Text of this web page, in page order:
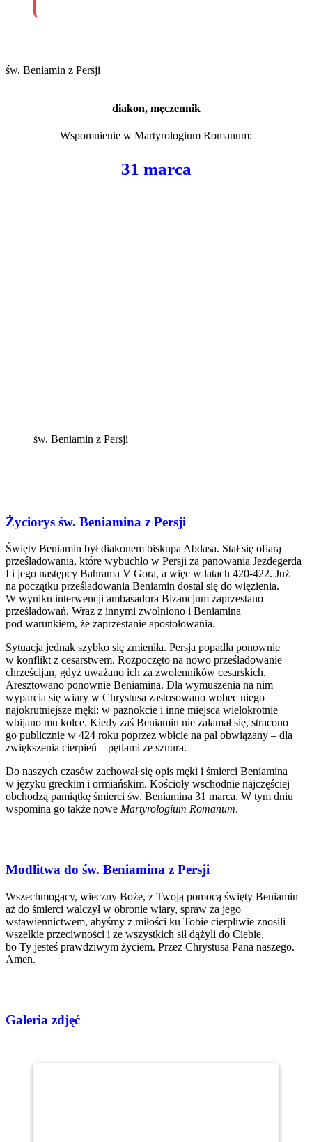
św. Beniamin z Persji
diakon, męczennik
Wspomnienie w Martyrologium Romanum:
31 marca
św. Beniamin z Persji
Życiorys św. Beniamina z Persji
Święty Beniamin był diakonem biskupa Abdasa. Stał się ofiarą
prześladowania, które wybuchło w Persji za panowania Jezdegerda
I i jego następcy Bahrama V Gora, a więc w latach 420-422. Już
na początku prześladowania Beniamin dostał się do więzienia.
W wyniku interwencji ambasadora Bizancjum zaprzestano
prześladowań. Wraz z innymi zwolniono i Beniamina
pod warunkiem, że zaprzestanie apostołowania.
Sytuacja jednak szybko się zmieniła. Persja popadła ponownie
w konflikt z cesarstwem. Rozpoczęto na nowo prześladowanie
chrześcijan, gdyż uważano ich za zwolenników cesarskich.
Aresztowano ponownie Beniamina. Dla wymuszenia na nim
wyparcia się wiary w Chrystusa zastosowano wobec niego
najokrutniejsze męki: w paznokcie i inne miejsca wielokrotnie
wbijano mu kolce. Kiedy zaś Beniamin nie załamał się, stracono
go publicznie w 424 roku poprzez wbicie na pal obwiązany – dla
zwiększenia cierpień – pętlami ze sznura.
Do naszych czasów zachował się opis męki i śmierci Beniamina
w języku greckim i ormiańskim. Kościoły wschodnie najczęściej
obchodzą pamiątkę śmierci św. Beniamina 31 marca. W tym dniu
wspomina go także nowe Martyrologium Romanum.
Modlitwa do św. Beniamina z Persji
Wszechmogący, wieczny Boże, z Twoją pomocą święty Beniamin
aż do śmierci walczył w obronie wiary, spraw za jego
wstawiennictwem, abyśmy z miłości ku Tobie cierpliwie znosili
wszelkie przeciwności i ze wszystkich sił dążyli do Ciebie,
bo Ty jesteś prawdziwym życiem. Przez Chrystusa Pana naszego.
Amen.
Galeria zdjęć